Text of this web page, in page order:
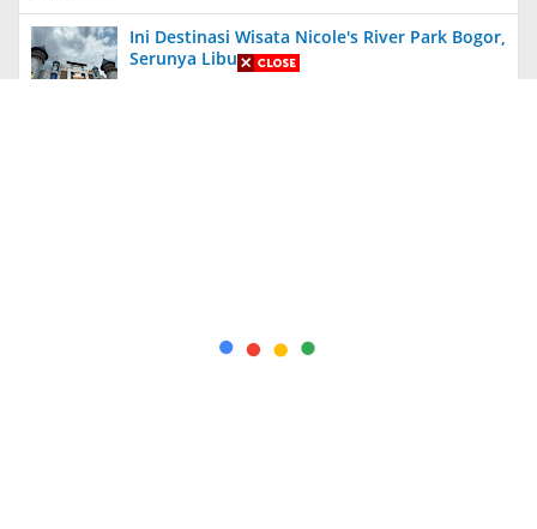
Ini Destinasi Wisata Nicole's River Park Bogor,
Serunya Liburan